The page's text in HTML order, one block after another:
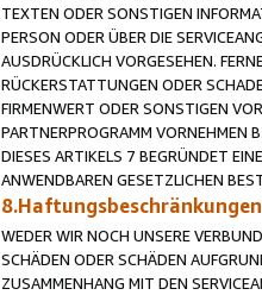
TEXTEN ODER SONSTIGEN
PERSON ODER ÜBER DIE
AUSDRÜCKLICH VORGESEHEN.
RÜCKERSTATTUNGEN ODER
FIRMENWERT ODER SONSTIGEN
PARTNERPROGRAMM VORNEHMEN
DIESES ARTIKELS 7 BEGRÜNDET
ANWENDBAREN GESETZLICHEN
8.Haftungsbeschränkungen
WEDER WIR NOCH UNSERE
SCHÄDEN ODER SCHÄDEN
ZUSAMMENHANG MIT DEN